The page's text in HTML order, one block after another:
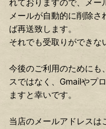
れておりますので、メー
メールが自動的に削除
ば再送致します。
それでも受取りができな
今後のご利用のためにも
スではなく、Gmailやプ
ますと幸いです。
当店のメールアドレスは